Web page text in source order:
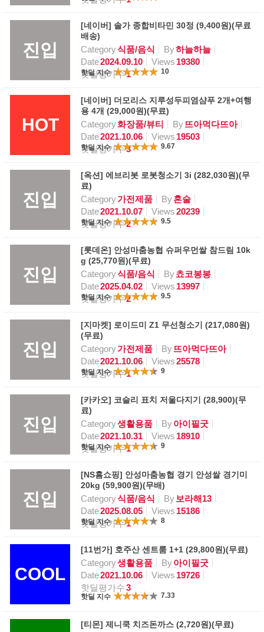
진입
[네이버] 솔가 종합비타민 30정 (9,400원)(무료
배송)
Category식품/음식 By하늘하늘
Date2024.09.10 Views 19380
핫딜평가수1
핫딜 지수 10
HOT
[네이버] 더모리스 지루성두피염샴푸 2개+여행
용 4개 (29,000원)(무료)
Category화장품/뷰티 By뜨아먹다뜨아
Date2021.10.06 Views 19503
핫딜평가수3
핫딜 지수 9.67
진입
[옥션] 에브리봇 로봇청소기 3i (282,030원)(무
료)
Category가전제품 By혼술
Date2021.10.07 Views20239
핫딜평가수2
핫딜 지수 9.5
진입
[롯데온] 안성마춤농협 슈퍼우먼쌀 참드림 10k
g (25,770원)(무료)
Category식품/음식 By쵸코봉봉
Date2025.04.02 Views 13997
핫딜평가수2
핫딜 지수 9.5
진입
[지마켓] 로이드미 Z1 무선청소기 (217,080원)
(무료)
Category가전제품 By뜨아먹다뜨아
Date2021.10.06 Views25578
핫딜평가수1
핫딜 지수 9
진입
[카카오] 코슬리 표치 저울다지기 (28,900)(무
료)
Category생활용품 By아이필굿
Date2021.10.31 Views 18910
핫딜평가수1
핫딜 지수 9
진입
[NS홈쇼핑] 안성마춤농협 경기 안성쌀 경기미
20kg (59,900원)(무배)
Category식품/음식 By 보라해13
Date2025.08.05 Views 15186
핫딜평가수1
핫딜 지수 8
COOL
[11번가] 호주산 센트룸 1+1 (29,800원)(무료)
Category생활용품 By아이필굿
Date2021.10.06 Views 19726
핫딜평가수3
핫딜 지수 7.33
[티몬] 제니쿡 치즈돈까스 (2,720원)(무료)